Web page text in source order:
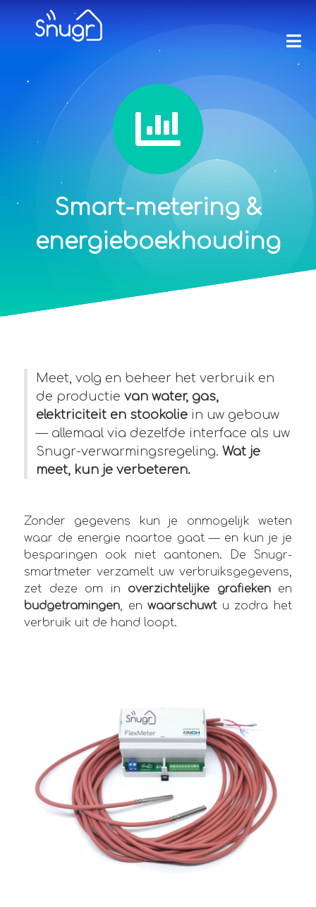
Smart-metering &
energieboekhouding
Meet, volg en beheer het verbruik en
de productie van water, gas,
elektriciteit en stookolie in uw gebouw
— allemaal via dezelfde interface als uw
Snugr-verwarmingsregeling. Wat je
meet, kun je verbeteren.
Zonder gegevens kun je onmogelijk weten
waar de energie naartoe gaat — en kun je je
besparingen ook niet aantonen. De Snugr-
smartmeter verzamelt uw verbruiksgegevens,
zet deze om in overzichtelijke grafieken en
budgetramingen, enwaarschuwtu zodra het
verbruik uit de hand loopt.